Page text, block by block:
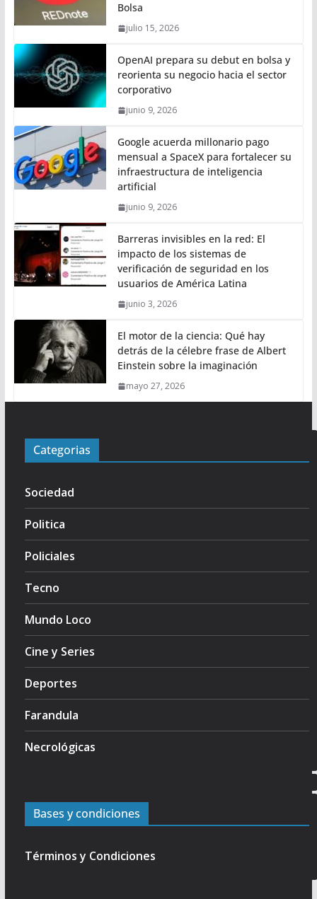
Bolsa
julio 15, 2026
OpenAI prepara su debut en bolsa y
reorienta su negocio hacia el sector
corporativo
junio 9, 2026
Google acuerda millonario pago
mensual a SpaceX para fortalecer su
infraestructura de inteligencia
artificial
junio 9, 2026
Barreras invisibles en la red: El
impacto de los sistemas de
verificación de seguridad en los
usuarios de América Latina
junio 3, 2026
El motor de la ciencia: Qué hay
detrás de la célebre frase de Albert
Einstein sobre la imaginación
mayo 27, 2026
Categorias
Sociedad
Politica
Policiales
Tecno
Mundo Loco
Cine y Series
Deportes
Farandula
Necrológicas
Bases y condiciones
Términos y Condiciones